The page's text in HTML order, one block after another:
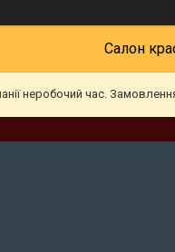
Салон
неробочий час.